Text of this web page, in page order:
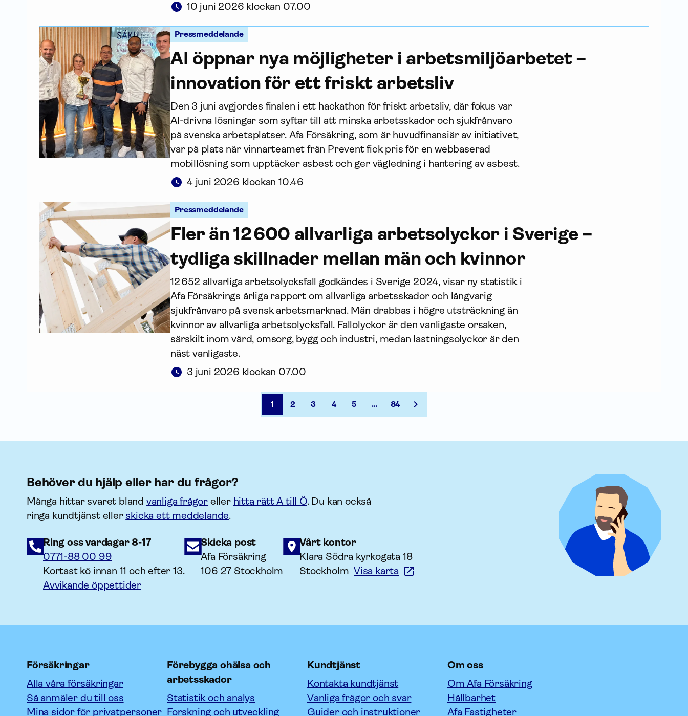
10 juni 2026 klockan 07.00
Pressmeddelande
AI öppnar nya möjligheter i arbets­miljö­arbetet –
innovation för ett friskt arbetsliv
Den 3 juni avgjordes finalen i ett hackathon för friskt arbetsliv, där fokus var
AI-drivna lösningar som syftar till att minska arbets­skador och sjukfrånvaro
på svenska arbetsplatser. Afa För­säkring, som är huvudfinansiär av initiativet,
var på plats när vinnarteamet från Prevent fick pris för en webbaserad
mobillösning som upptäcker asbest och ger vägledning i hantering av asbest.
4 juni 2026 klockan 10.46
Pressmeddelande
Fler än 12 600 allvarliga arbetsolyckor i Sverige –
tydliga skillnader mellan män och kvinnor
12 652 allvarliga arbetsolycksfall godkändes i Sverige 2024, visar ny statistik i
Afa Försäkrings årliga rapport om allvarliga arbets­skador och långvarig
sjukfrånvaro på svensk arbets­marknad. Män drabbas i högre utsträckning än
kvinnor av allvarliga arbetsolycksfall. Fallolyckor är den vanligaste orsaken,
särskilt inom vård, omsorg, bygg och industri, medan lastningsolyckor är den
näst vanligaste.
3 juni 2026 klockan 07.00
1 2 3 4 5 … 84
Behöver du hjälp eller har du frågor?
Många hittar svaret bland vanliga frågor eller hitta rätt A till Ö. Du kan också
ringa kundtjänst eller skicka ett meddelande.
Ring oss vardagar 8-17
0771-88 00 99
Kortast kö innan 11 och efter 13.
Avvikande öppettider
Skicka post
Afa Försäkring
106 27 Stockholm
Vårt kontor
Klara Södra kyrkogata 18
StockholmVisa karta
Försäkringar
Alla våra försäkringar
Så anmäler du till oss
Mina sidor för privatpersoner
Förebygga ohälsa och
arbetsskador
Statistik och analys
Forskning och utveckling
Kundtjänst
Kontakta kundtjänst
Vanliga frågor och svar
Guider och instruktioner
Om oss
Om Afa Försäkring
Hållbarhet
Afa Fastigheter